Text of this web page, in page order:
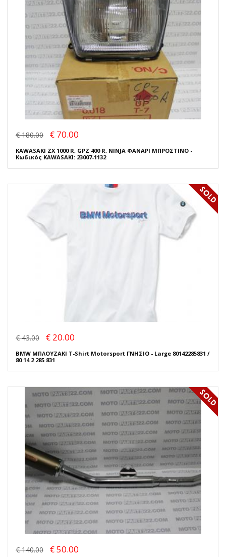
€ 180.00 € 70.00
KAWASAKI ZX 1000 R, GPZ 400 R, NINJA ΦΑΝΑΡΙ ΜΠΡΟΣΤΙΝΟ -
Κωδικός KAWASAKI: 23007-1132
€ 43.00 € 20.00
BMW ΜΠΛΟΥΖΑΚΙ T-Shirt Motorsport ΓΝΗΣΙΟ - Large 80142285831 /
80 14 2 285 831
€ 140.00 € 50.00